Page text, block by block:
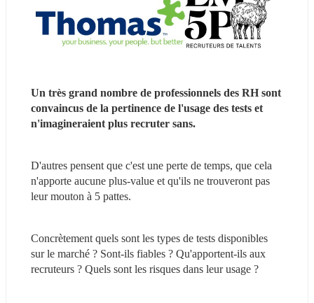
Un très grand nombre de professionnels des RH sont
convaincus de la pertinence de l'usage des tests et
n'imagineraient plus recruter sans.
D'autres pensent que c'est une perte de temps, que cela
n'apporte aucune plus-value et qu'ils ne trouveront pas
leur mouton à 5 pattes.
Concrètement quels sont les types de tests disponibles
sur le marché ? Sont-ils fiables ? Qu'apportent-ils aux
recruteurs ? Quels sont les risques dans leur usage ?